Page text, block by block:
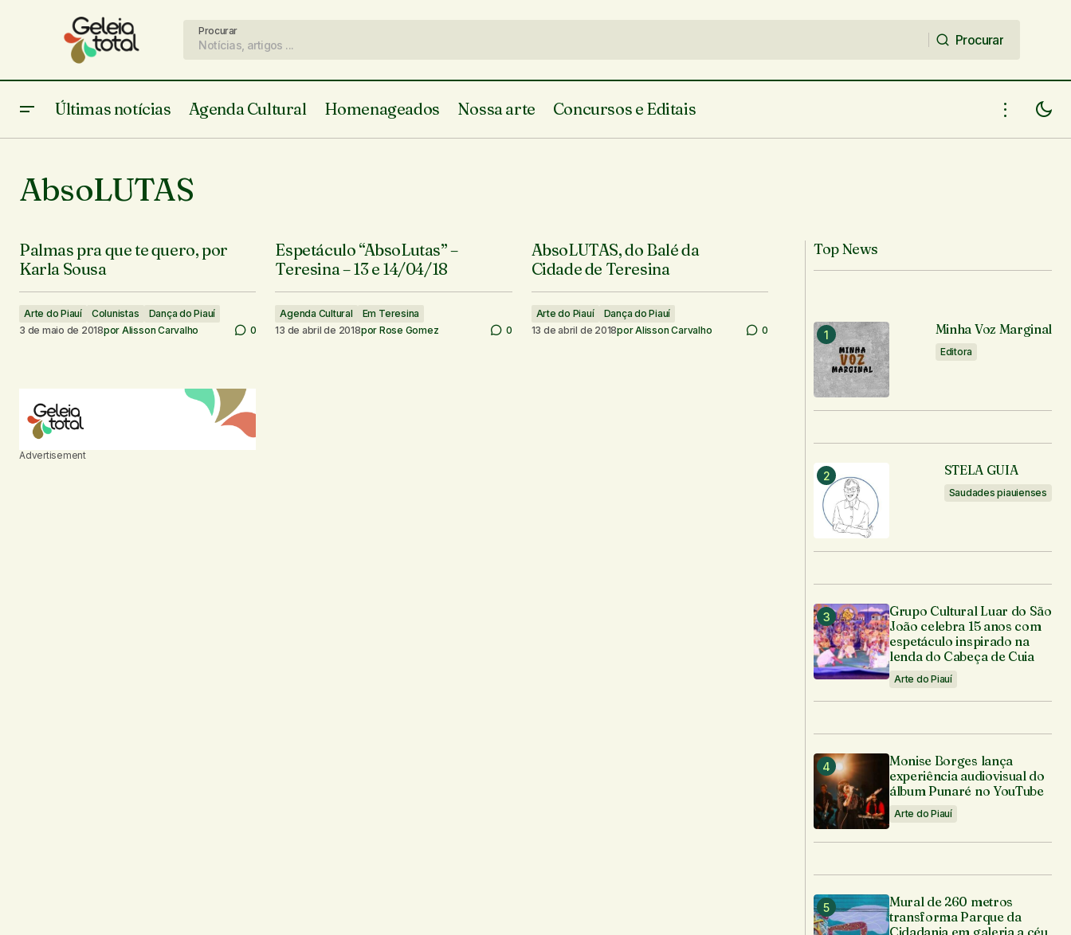
Procurar
Procurar
Últimas notícias Agenda Cultural Homenageados Nossa arte Concursos e Editais
AbsoLUTAS
Palmas pra que te quero, por
Karla Sousa
Arte do Piauí Colunistas
Dança do Piauí
3 de maio de 2018por Alisson Carvalho 0
Espetáculo “AbsoLutas” –
Teresina – 13 e 14/04/18
Agenda Cultural
Em Teresina
13 de abril de 2018por Rose Gomez 0
AbsoLUTAS, do Balé da
Cidade de Teresina
Arte do Piauí
Dança do Piauí
13 de abril de 2018porAlisson Carvalho 0
Advertisement
Top News
Minha Voz Marginal
Editora
STELA GUIA
Saudades piauienses
Grupo Cultural Luar do São
João celebra 15 anos com
espetáculo inspirado na
lenda do Cabeça de Cuia
Arte do Piauí
Monise Borges lança
experiência audiovisual do
álbum Punaré no YouTube
Arte do Piauí
Mural de 260 metros
transforma Parque da
Cidadania em galeria a céu